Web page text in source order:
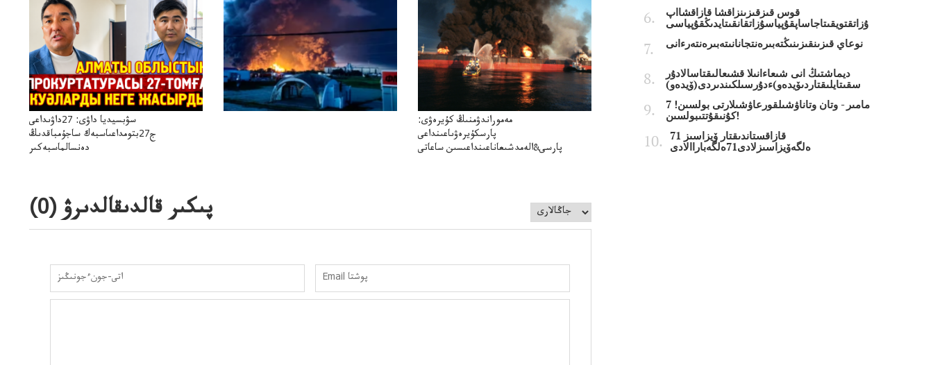
سۋبسيديا داۋى: 27داۋىداعى
ج27بتومداعىاسبەك ساجۇمباقدىڭ
دەنسالماسبەكىر
مەموراندۋمنىڭ كۇيرەۋى:
پارسكۇيرەۋىاعىنداعى
پارسى&الەمدشىعاناعىنداعىسىن ساعاتى
پىكىر قالدىقالدىرۋ (0
)
قوس قىزقىزىنزاقشا قازاقشااپ
ۇزاتقتويقىتاجاساپقۇپياسۇزاتقانقىتايدىڭقۇپياسى
نوعاي قىزىنقىزىنىڭتەبىرەنتجانانىتەبىرەنتەرءانى
ديماشتىڭ انى شىعاءانىلا قشىعالىقتاسالادۇر
سقىتايلىقتاردىۆيدەو)ءدۇرسىلكىندىردى(ۆيدەو)
7 مامىر - وتان وتاناۋشىلقورعاۋشىلارتى بولسىن!
كۇنىقۇتتىبولسىن!
قازاقستاندىقتار ۆيزاسىز 71
ەلگەۆيزاسىزلادى71ەلگەباراالادى